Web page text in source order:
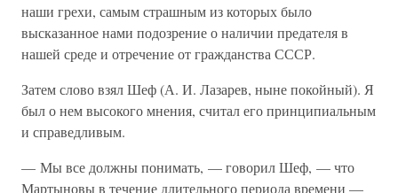
наши грехи, самым страшным из которых было
высказанное нами подозрение о наличии предателя в
нашей среде и отречение от гражданства СССР.
Затем слово взял Шеф (А. И. Лазарев, ныне покойный). Я
был о нем высокого мнения, считал его принципиальным
и справедливым.
— Мы все должны понимать, — говорил Шеф, — что
Мартыновы в течение длительного периода времени —